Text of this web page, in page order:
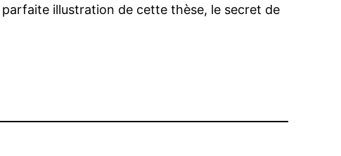
illustration de cette thèse, le secret de